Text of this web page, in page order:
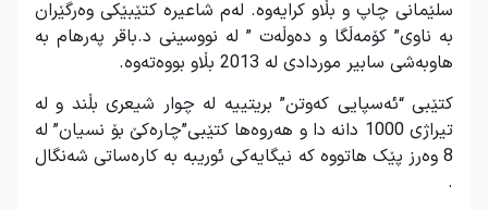
سلێمانی چاپ و بڵاو کرایەوە. لەم شاعیرە کتێبێکی وەرگێران
بە ناوی” کۆمەڵگا و دەوڵەت ” لە نووسینی د.باقر پەرهام بە
هاوبەشی سابیر موردادی لە 2013 بڵاو بووەتەوە.
کتێبی “ئەسپایی کەوتن” بریتییە لە چوار شیعری بڵند و لە
تیراژی 1000 دانە دا و هەروەها کتێبی”چارەکێ بۆ نسیان” لە
8 وەرز پێک هاتووە کە نیگایەکی ئوریبە بە کارەساتی شەنگال
.